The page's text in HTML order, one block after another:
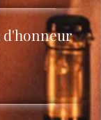
d'honneur